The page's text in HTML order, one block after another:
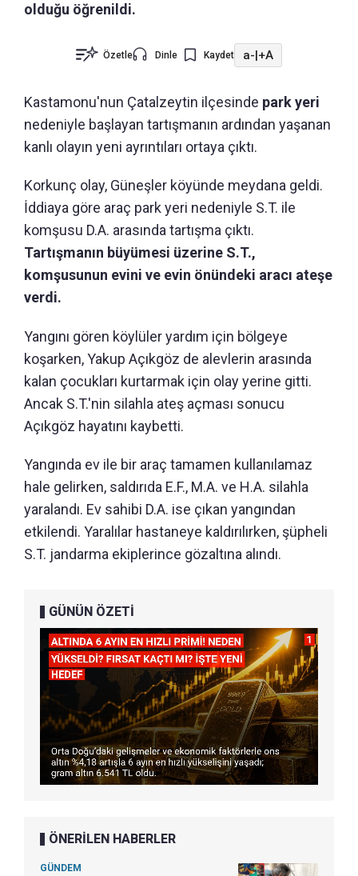
olduğu öğrenildi.
Özetle Dinle Kaydet a-|+A
Kastamonu'nun Çatalzeytin ilçesinde park yeri
nedeniyle başlayan tartışmanın ardından yaşanan
kanlı olayın yeni ayrıntıları ortaya çıktı.
Korkunç olay, Güneşler köyünde meydana geldi.
İddiaya göre araç park yeri nedeniyle S.T. ile
komşusu D.A. arasında tartışma çıktı.
Tartışmanın büyümesi üzerine S.T.,
komşusunun evini ve evin önündeki aracı ateşe
verdi.
Yangını gören köylüler yardım için bölgeye
koşarken, Yakup Açıkgöz de alevlerin arasında
kalan çocukları kurtarmak için olay yerine gitti.
Ancak S.T.'nin silahla ateş açması sonucu
Açıkgöz hayatını kaybetti.
Yangında ev ile bir araç tamamen kullanılamaz
hale gelirken, saldırıda E.F., M.A. ve H.A. silahla
yaralandı. Ev sahibi D.A. ise çıkan yangından
etkilendi. Yaralılar hastaneye kaldırılırken, şüpheli
S.T. jandarma ekiplerince gözaltına alındı.
GÜNÜN ÖZETİ
ÖNERİLEN HABERLER
GÜNDEM